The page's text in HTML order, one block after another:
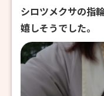
シロツメクサの指
嬉しそうでした。